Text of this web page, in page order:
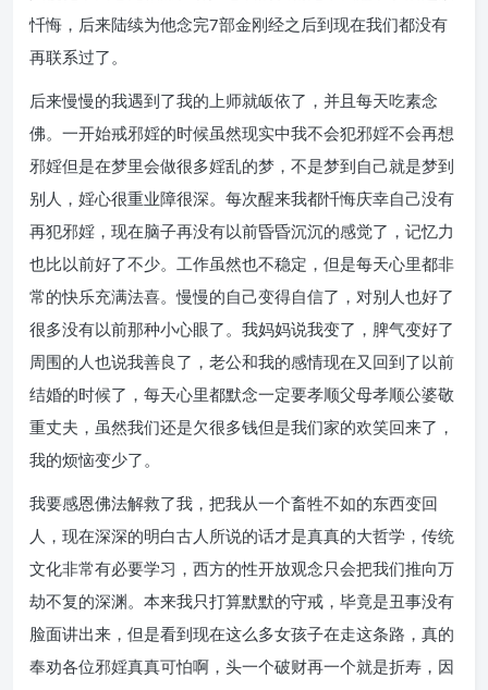
忏悔，后来陆续为他念完7部金刚经之后到现在我们都没有
再联系过了。
后来慢慢的我遇到了我的上师就皈依了，并且每天吃素念
佛。一开始戒邪婬的时候虽然现实中我不会犯邪婬不会再想
邪婬但是在梦里会做很多婬乱的梦，不是梦到自己就是梦到
别人，婬心很重业障很深。每次醒来我都忏悔庆幸自己没有
再犯邪婬，现在脑子再没有以前昏昏沉沉的感觉了，记忆力
也比以前好了不少。工作虽然也不稳定，但是每天心里都非
常的快乐充满法喜。慢慢的自己变得自信了，对别人也好了
很多没有以前那种小心眼了。我妈妈说我变了，脾气变好了
周围的人也说我善良了，老公和我的感情现在又回到了以前
结婚的时候了，每天心里都默念一定要孝顺父母孝顺公婆敬
重丈夫，虽然我们还是欠很多钱但是我们家的欢笑回来了，
我的烦恼变少了。
我要感恩佛法解救了我，把我从一个畜牲不如的东西变回
人，现在深深的明白古人所说的话才是真真的大哲学，传统
文化非常有必要学习，西方的性开放观念只会把我们推向万
劫不复的深渊。本来我只打算默默的守戒，毕竟是丑事没有
脸面讲出来，但是看到现在这么多女孩子在走这条路，真的
奉劝各位邪婬真真可怕啊，头一个破财再一个就是折寿，因